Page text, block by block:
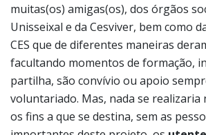
muitas(os) amigas(os), dos órgãos
Unisseixal e da Cesviver, bem como
CES que de diferentes maneiras
facultando momentos de formação,
partilha, são convívio ou apoio
voluntariado. Mas, nada se realizaria
os fins a que se destina, sem as